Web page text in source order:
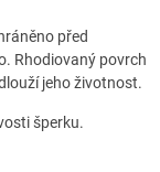
před
Rhodiovaný povrch
jeho životnost.
šperku.